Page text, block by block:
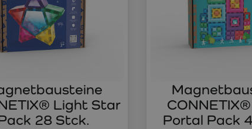
Light Star
28 Stck.
Portal Pack